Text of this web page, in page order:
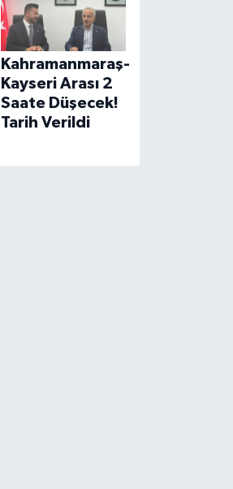
Kahramanmaraş-
Kayseri Arası 2
Saate Düşecek!
Tarih Verildi